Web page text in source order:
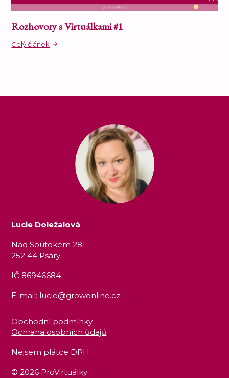
Rozhovory s Virtuálkami #1
Celý článek
Lucie Doležalová
Nad Soutokem 281
252 44 Psáry
IČ 86946684
E-mail: lucie@growonline.cz
Obchodní podmínky
Ochrana osobních ůdajů
Nejsem plátce DPH
© 2026 ProVirtuálky